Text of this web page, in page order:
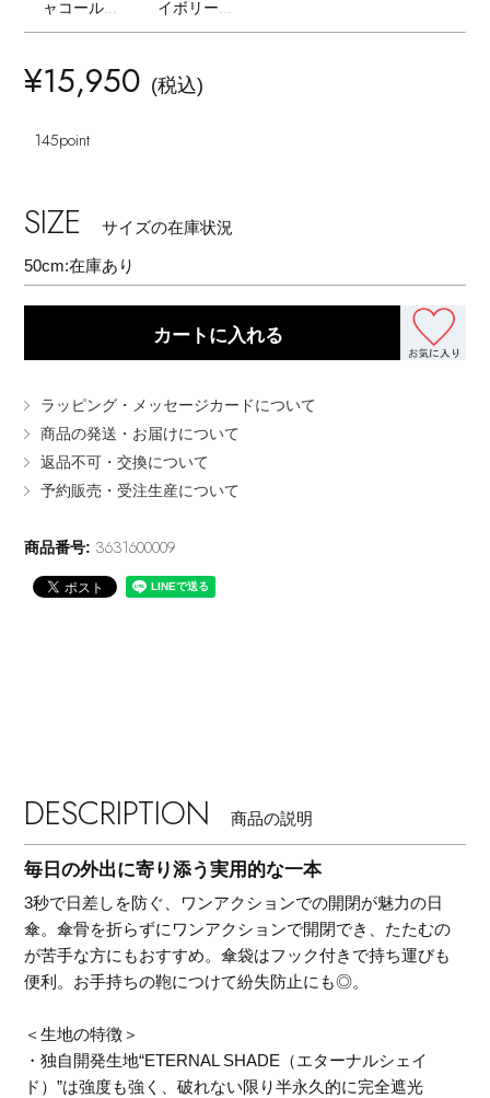
EDITOR'S CLOSET
メルマガ PICKUP
PERSONAL COLOR
【エディターズ・エッセンシャル】
ベーシックとトレンドが交差する16の名品
ャコール
(BK/CHA)
イボリー
(BK/IV)
¥15,950 (税込)
145point
SIZE サイズの在庫状況
50cm:在庫あり
カートに入れる
ラッピング・メッセージカードについて
商品の発送・お届けについて
返品不可・交換について
予約販売・受注生産について
商品番号: 3631600009
DESCRIPTION 商品の説明
毎日の外出に寄り添う実用的な一本
3秒で日差しを防ぐ、ワンアクションでの開閉が魅力の日
傘。傘骨を折らずにワンアクションで開閉でき、たたむの
が苦手な方にもおすすめ。傘袋はフック付きで持ち運びも
便利。お手持ちの鞄につけて紛失防止にも◎。
＜生地の特徴＞
・独自開発生地“ETERNAL SHADE（エターナルシェイ
ド）”は強度も強く、破れない限り半永久的に完全遮光